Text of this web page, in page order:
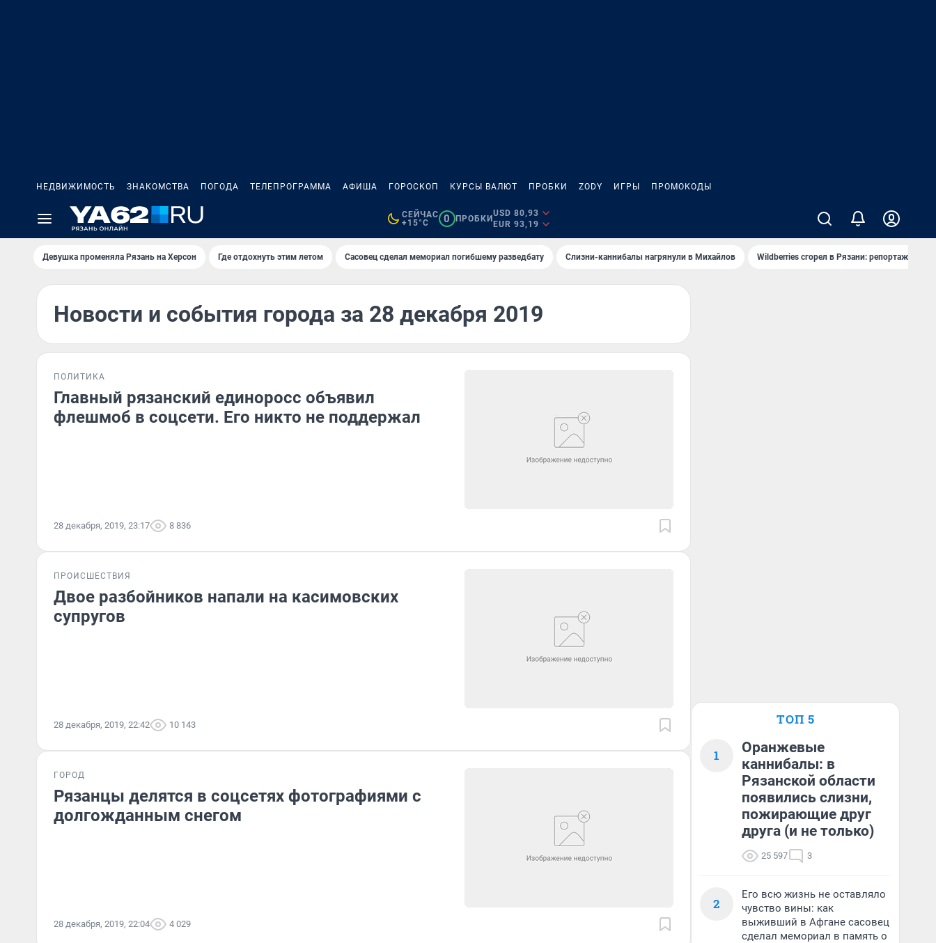
НЕДВИЖИМОСТЬ ЗНАКОМСТВА ПОГОДА ТЕЛЕПРОГРАММА АФИША ГОРОСКОП КУРСЫ ВАЛЮТ ПРОБКИ ZODY ИГРЫ ПРОМОКОДЫ
СЕЙЧАС
+15°C
0 ПРОБКИ
USD 80,93
EUR 93,19
Девушка променяла Рязань на Херсон Где отдохнуть этим летом Сасовец сделал мемориал погибшему разведбату Слизни-каннибалы нагрянули в Михайлов Wildberries сгорел в Рязани: репортаж
Новости и события города за 28 декабря 2019
ПОЛИТИКА
Главный рязанский единоросс объявил
флешмоб в соцсети. Его никто не поддержал
28 декабря, 2019, 23:17 8 836
ПРОИСШЕСТВИЯ
Двое разбойников напали на касимовских
супругов
28 декабря, 2019, 22:42 10 143
ГОРОД
Рязанцы делятся в соцсетях фотографиями с
долгожданным снегом
28 декабря, 2019, 22:04 4 029
ТОП 5
1
Оранжевые
каннибалы: в
Рязанской области
появились слизни,
пожирающие друг
друга (и не только)
25 597 3
2
Его всю жизнь не оставляло
чувство вины: как
выживший в Афгане сасовец
сделал мемориал в память о